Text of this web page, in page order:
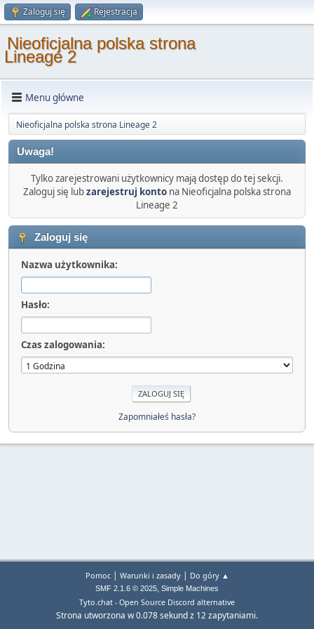
Zaloguj się Rejestracja
Nieoficjalna polska strona
Lineage 2
Menu główne
Nieoficjalna polska strona Lineage 2
Uwaga!
Tylko zarejestrowani użytkownicy mają dostęp do tej sekcji.
Zaloguj się lubzarejestruj konto na Nieoficjalna polska strona
Lineage 2
Zaloguj się
Nazwa użytkownika:
Hasło:
Czas zalogowania:
Zapomniałeś hasła?
Pomoc| Warunki i zasady| Do góry ▲
SMF 2.1.6 © 2025, Simple Machines
Tyto.chat - Open Source Discord alternative
Strona utworzona w 0.078 sekund z 12 zapytaniami.